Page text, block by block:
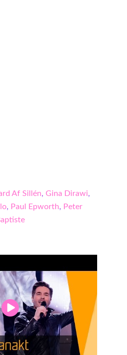
Af Sillén, Gina Dirawi,
, Paul Epworth, Peter